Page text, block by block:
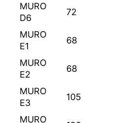
MURO
D6
72
MURO
E1
68
MURO
E2
68
MURO
E3
105
MURO